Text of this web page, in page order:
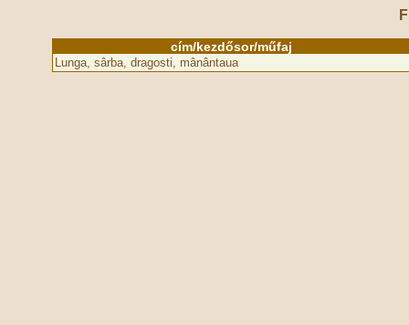
cím/kezdősor/műfaj
Lunga, sârba, dragosti, mânântaua